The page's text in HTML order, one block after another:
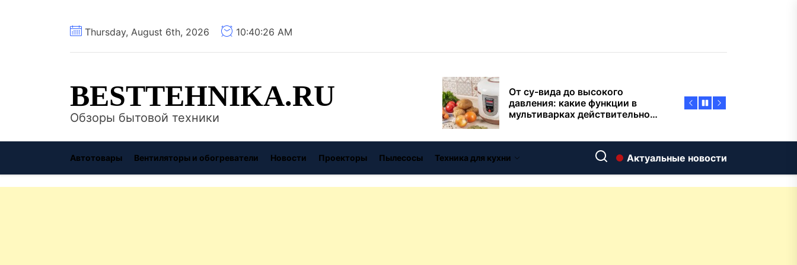
Thursday, August 6th, 2026 10:40:27 AM
BESTTEHNIKA.RU
Обзоры бытовой техники
давления: какие функции в
переплачиват
Современный интерьер: как
вписать классическую
чугунную ванну Goldman в
выбираем между
Автотовары Вентиляторы и обогреватели Новости Проекторы Пылесосы Техника для кухни Актуальные новости